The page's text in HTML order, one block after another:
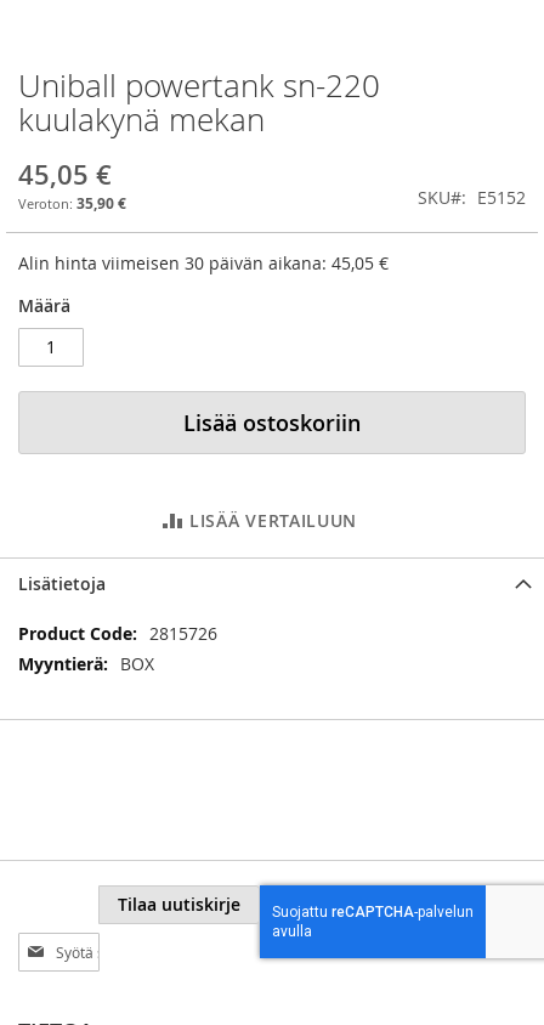
Skip
to
the
of
the
Uniball powertank sn-220
kuulakynä mekan
45,05 €
35,90 € SKU E5152
Alin hinta viimeisen 30 päivän aikana: 45,05 €
Määrä
Lisää ostoskoriin
LISÄÄ VERTAILUUN
Lisätietoja
Lisätietoja
2815726
BOX
Tilaa
uutiskirjeemme:
Tilaa uutiskirje